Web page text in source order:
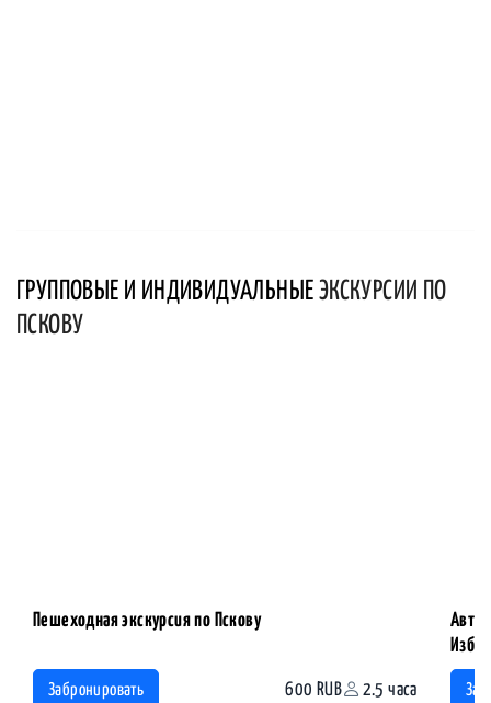
ГРУППОВЫЕ И ИНДИВИДУАЛЬНЫЕ ЭКСКУРСИИ ПО
ПСКОВУ
Пешеходная экскурсия по Пскову
Забронировать 600 RUB 2.5 часа